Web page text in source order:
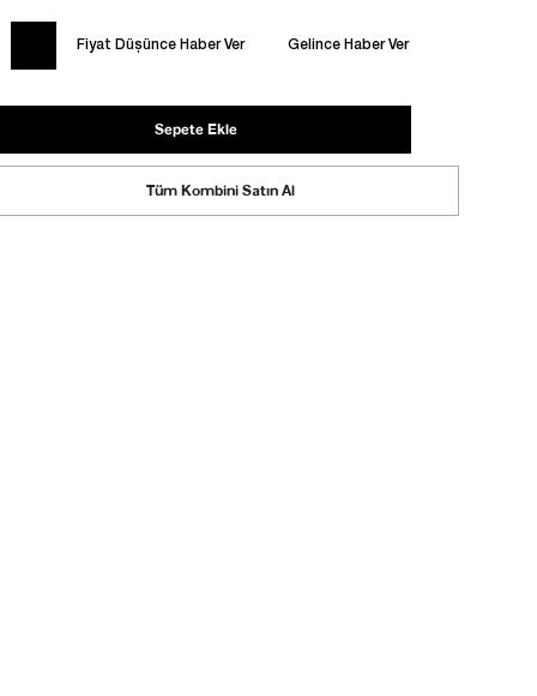
Fiyat Düşünce Haber Ver Gelince Haber Ver
Tüm Kombini Satın Al